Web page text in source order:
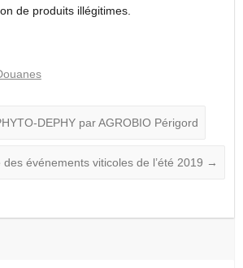
de produits illégitimes.
DEPHY par AGROBIO Périgord
événements viticoles de l’été 2019 →